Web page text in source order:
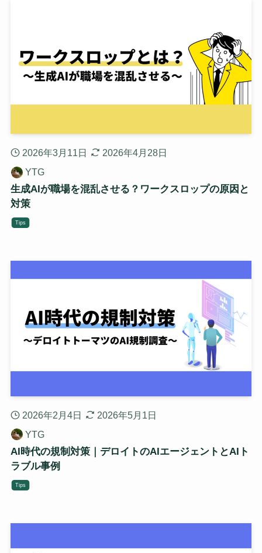
2026年3月11日
2026年4月28日
YTG
生成AIが職場を混乱させる？ワークスロップの原因と
対策
Tips
2026年2月4日
2026年5月1日
YTG
AI時代の規制対策｜デロイトのAIエージェントとAIト
ラブル事例
Tips